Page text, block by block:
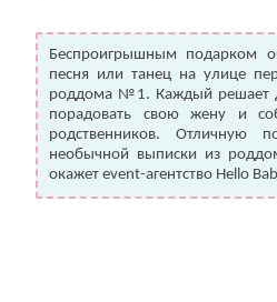
данных в соответствии Политикой
Беспроигрышным подарком
песня или танец на улице
роддома №1. Каждый решает
порадовать свою жену и
родственников. Отличную
необычной выписки из
окажет event-агентство Hello